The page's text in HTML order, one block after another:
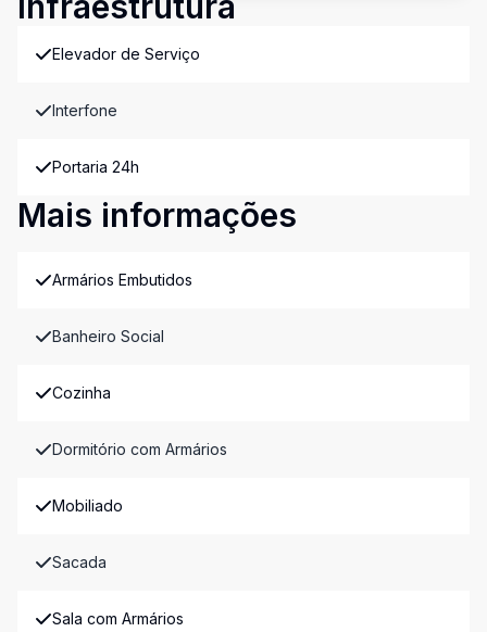
Elevador de Serviço
Interfone
Portaria 24h
Mais informações
Armários Embutidos
Banheiro Social
Cozinha
Dormitório com Armários
Mobiliado
Sacada
Sala com Armários